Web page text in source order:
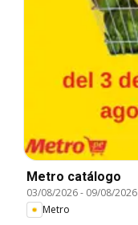
Metro catálogo
03/08/2026- 09/08/2026
Metro